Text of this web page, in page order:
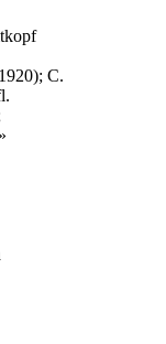
C.